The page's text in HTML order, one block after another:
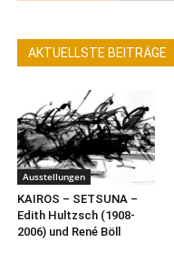
AKTUELLSTE BEITRÄGE
Ausstellungen
KAIROS – SETSUNA –
Edith Hultzsch (1908-
2006) und René Böll